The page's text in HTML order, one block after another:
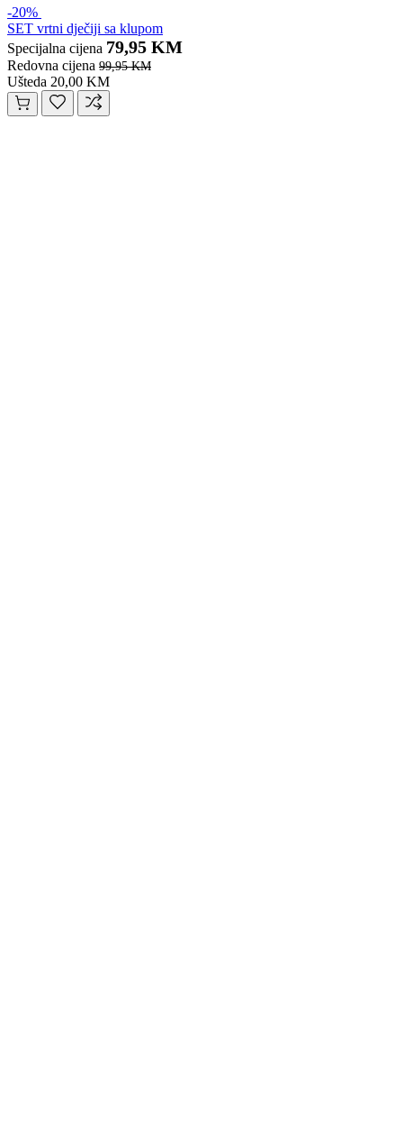
-20%
SET vrtni dječiji sa klupom
Specijalna cijena 79,95 KM
Redovna cijena 99,95 KM
Ušteda 20,00 KM